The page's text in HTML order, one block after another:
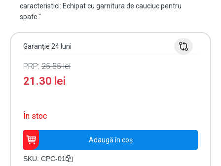
caracteristici: Echipat cu garnitura de cauciuc pentru
spate."
Garanție 24 luni
PRP: 25.55lei
21.30 lei
În stoc
Cantitate
Protectie
intemperii
Adaugă în coș
SKU: CPC-01